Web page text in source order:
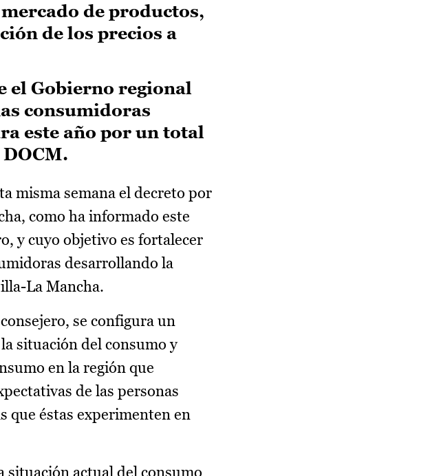
de productos,
de los precios a
el Gobierno regional
consumidoras
este año por un total
misma semana el decreto por
como ha informado este
y cuyo objetivo es fortalecer
desarrollando la
La Mancha.
se configura un
situación del consumo y
en la región que
de las personas
que éstas experimenten en
situación actual del consumo